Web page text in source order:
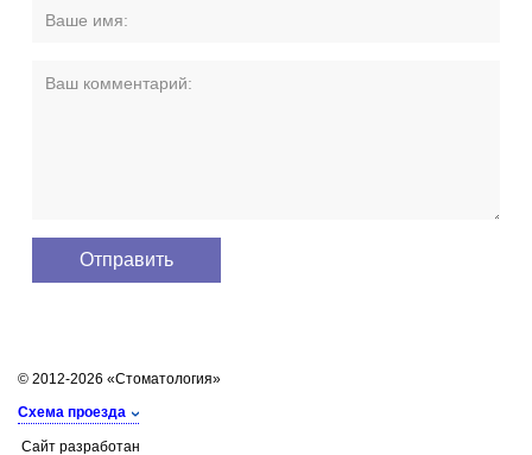
© 2012-2026 «Стоматология»
Схема проезда
Сайт разработан